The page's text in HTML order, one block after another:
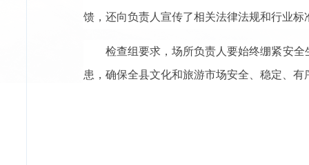
馈，还向负责人宣传了相关法律法规和行业标
检查组要求，场所负责人要始终绷紧安
患，确保全县文化和旅游市场安全、稳定、有